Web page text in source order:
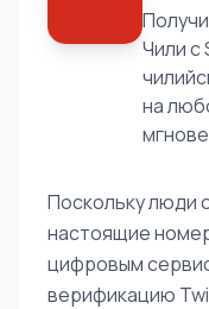
Чили с
на
Поскольку люди
настоящие
цифровым
верификацию